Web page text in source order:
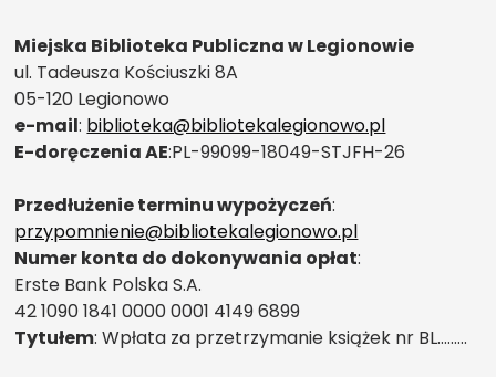
Miejska Biblioteka Publiczna w Legionowie
ul. Tadeusza Kościuszki 8A
05-120 Legionowo
e-mail: biblioteka@bibliotekalegionowo.pl
E-doręczenia AE:PL-99099-18049-STJFH-26
Przedłużenie terminu wypożyczeń:
przypomnienie@bibliotekalegionowo.pl
Numer konta do dokonywania opłat:
Erste Bank Polska S.A.
42 1090 1841 0000 0001 4149 6899
Tytułem: Wpłata za przetrzymanie książek nr BL………